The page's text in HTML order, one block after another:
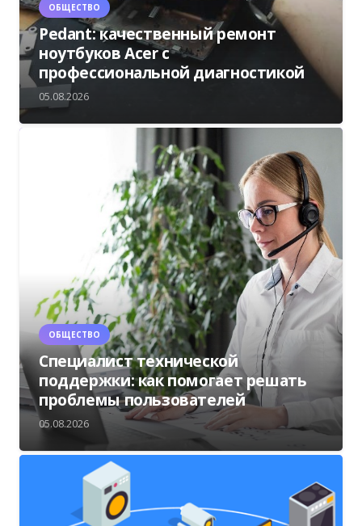
ОБЩЕСТВО
Pedant: качественный ремонт
ноутбуков Acer с
профессиональной диагностикой
05.08.2026
ОБЩЕСТВО
Специалист технической
поддержки: как помогает решать
проблемы пользователей
05.08.2026